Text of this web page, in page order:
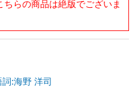
らの商品は絶版でございま
:海野 洋司